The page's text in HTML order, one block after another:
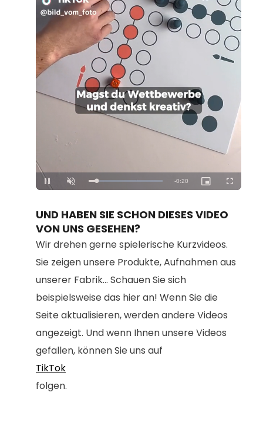
Unmute Loaded:
100.00%
UND HABEN SIE SCHON DIESES VIDEO
VON UNS GESEHEN?
Wir drehen gerne spielerische Kurzvideos.
Sie zeigen unsere Produkte, Aufnahmen aus
unserer Fabrik... Schauen Sie sich
beispielsweise das hier an! Wenn Sie die
Seite aktualisieren, werden andere Videos
angezeigt. Und wenn Ihnen unsere Videos
gefallen, können Sie uns auf
TikTok
folgen.